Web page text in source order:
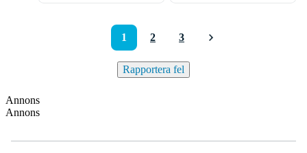
1 2 3
Rapportera fel
Annons
Annons